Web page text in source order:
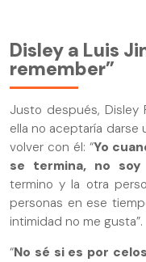
Disley a Luis
remember”
Justo después, Disley
ella no aceptaría
volver con él: “Yo
se termina, no soy
termino y la otra
personas en ese
intimidad no me gusta”.
“No sé si es por